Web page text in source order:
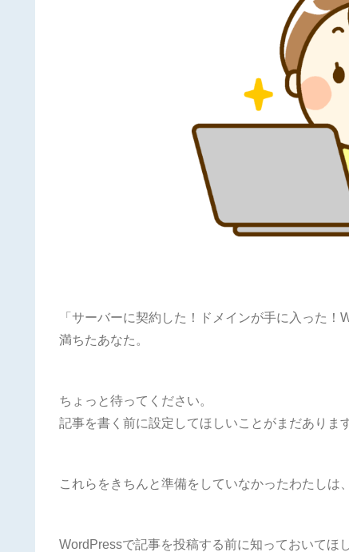
「サーバーに契約した！ドメインが手に入った
満ちたあなた。
ちょっと待ってください。
記事を書く前に設定してほしいことがまだあります
これらをきちんと準備をしていなかったわたしは
WordPressで記事を投稿する前に知っておいてほ